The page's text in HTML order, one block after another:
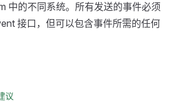
中的不同系统。所有发送的事件必须
接口，但可以包含事件所需的任何
议